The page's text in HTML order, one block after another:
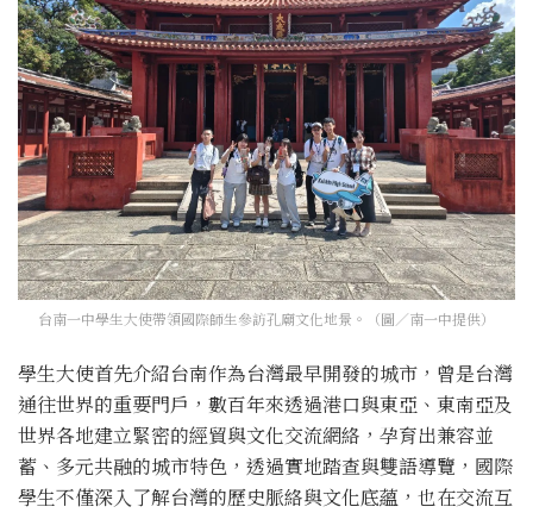
台南一中學生大使帶領國際師生參訪孔廟文化地景。（圖／南一中提供）
學生大使首先介紹台南作為台灣最早開發的城市，曾是台灣
通往世界的重要門戶，數百年來透過港口與東亞、東南亞及
世界各地建立緊密的經貿與文化交流網絡，孕育出兼容並
蓄、多元共融的城市特色，透過實地踏查與雙語導覽，國際
學生不僅深入了解台灣的歷史脈絡與文化底蘊，也在交流互